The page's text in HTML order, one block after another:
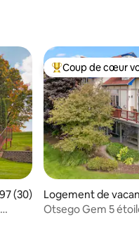
moyenne sur la
(30)
Coups de cœur
Coup de cœur
Logement de
d
Otsego Gem 5